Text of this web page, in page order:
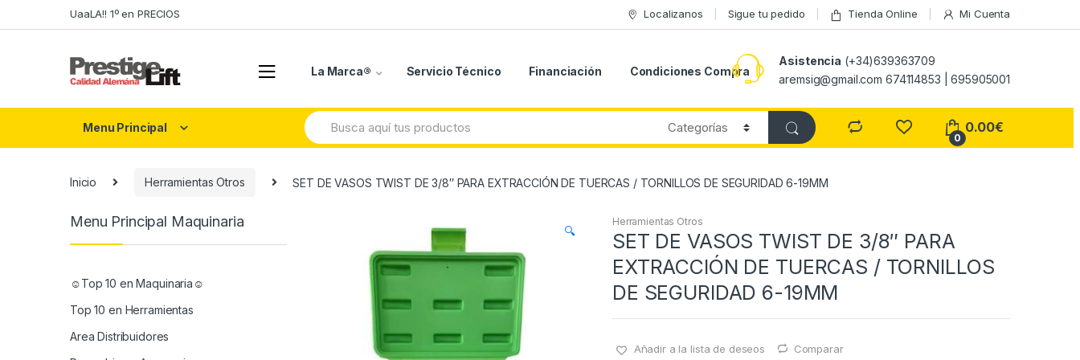
to
to
UaaLA!! 1º en PRECIOS Localizanos Sigue tu pedido Tienda Online Mi Cuenta
La Marca® Servicio Técnico Financiación Condiciones Compra
Asistencia (+34)639363709
aremsig@gmail.com 674114853 | 695905001
Menu Principal
Search
for:
0
0.00€
Inicio Herramientas Otros SET DE VASOS TWIST DE 3/8″ PARA EXTRACCIÓN DE TUERCAS / TORNILLOS DE SEGURIDAD 6-19MM
🔍
Herramientas Otros
SET DE VASOS TWIST DE 3/8″ PARA
EXTRACCIÓN DE TUERCAS / TORNILLOS
DE SEGURIDAD 6-19MM
Añadir a la lista de deseos Comparar
Menu Principal Maquinaria
☺Top 10 en Maquinaria☺
Top 10 en Herramientas
Area Distribuidores